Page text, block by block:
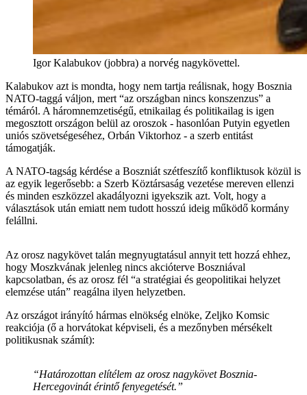
Igor Kalabukov (jobbra) a norvég nagykövettel.
Kalabukov azt is mondta, hogy nem tartja reálisnak, hogy Bosznia
NATO-taggá váljon, mert “az országban nincs konszenzus” a
témáról. A háromnemzetiségű, etnikailag és politikailag is igen
megosztott országon belül az oroszok - hasonlóan Putyin egyetlen
uniós szövetségeséhez, Orbán Viktorhoz - a szerb entitást
támogatják.
A NATO-tagság kérdése a Boszniát szétfeszítő konfliktusok közül is
az egyik legerősebb: a Szerb Köztársaság vezetése mereven ellenzi
és minden eszközzel akadályozni igyekszik azt. Volt, hogy a
választások után emiatt nem tudott hosszú ideig működő kormány
felállni.
Az orosz nagykövet talán megnyugtatásul annyit tett hozzá ehhez,
hogy Moszkvának jelenleg nincs akcióterve Boszniával
kapcsolatban, és az orosz fél “a stratégiai és geopolitikai helyzet
elemzése után” reagálna ilyen helyzetben.
Az országot irányító hármas elnökség elnöke, Zeljko Komsic
reakciója (ő a horvátokat képviseli, és a mezőnyben mérsékelt
politikusnak számít):
“Határozottan elítélem az orosz nagykövet Bosznia-
Hercegovinát érintő fenyegetését.”